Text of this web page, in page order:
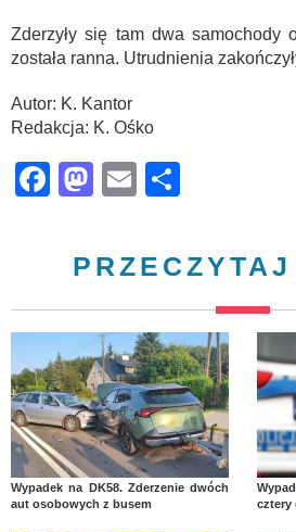
Zderzyły się tam dwa samochody
została ranna. Utrudnienia
Autor: K. Kantor
Redakcja: K. Ośko
Facebook
Mastodon
Email
Wypadek na DK58. Zderzenie dwóch
aut osobowych z busem
cztery